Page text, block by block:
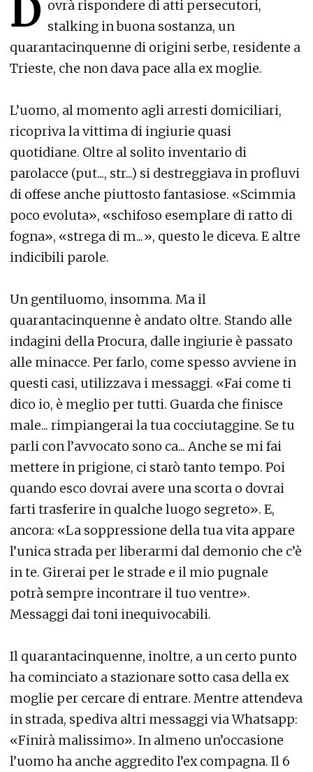
D ovrà rispondere di atti persecutori,
stalking in buona sostanza, un
quarantacinquenne di origini serbe, residente a
Trieste, che non dava pace alla ex moglie.
L’uomo, al momento agli arresti domiciliari,
ricopriva la vittima di ingiurie quasi
quotidiane. Oltre al solito inventario di
parolacce (put..., str...) si destreggiava in profluvi
di offese anche piuttosto fantasiose. «Scimmia
poco evoluta», «schifoso esemplare di ratto di
fogna», «strega di m...», questo le diceva. E altre
indicibili parole.
Un gentiluomo, insomma. Ma il
quarantacinquenne è andato oltre. Stando alle
indagini della Procura, dalle ingiurie è passato
alle minacce. Per farlo, come spesso avviene in
questi casi, utilizzava i messaggi. «Fai come ti
dico io, è meglio per tutti. Guarda che finisce
male... rimpiangerai la tua cocciutaggine. Se tu
parli con l’avvocato sono ca... Anche se mi fai
mettere in prigione, ci starò tanto tempo. Poi
quando esco dovrai avere una scorta o dovrai
farti trasferire in qualche luogo segreto». E,
ancora: «La soppressione della tua vita appare
l’unica strada per liberarmi dal demonio che c’è
in te. Girerai per le strade e il mio pugnale
potrà sempre incontrare il tuo ventre».
Messaggi dai toni inequivocabili.
Il quarantacinquenne, inoltre, a un certo punto
ha cominciato a stazionare sotto casa della ex
moglie per cercare di entrare. Mentre attendeva
in strada, spediva altri messaggi via Whatsapp:
«Finirà malissimo». In almeno un’occasione
l’uomo ha anche aggredito l’ex compagna. Il 6